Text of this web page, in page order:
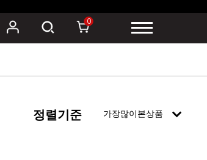
0
정렬기준 가장많이본상품